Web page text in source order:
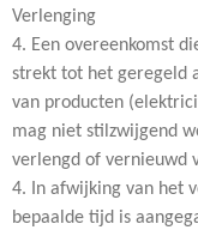
Verlenging
4. Een overeenkomst
strekt tot het geregeld
van producten
mag niet stilzwijgend
verlengd of vernieuwd
4. In afwijking van het
bepaalde tijd is